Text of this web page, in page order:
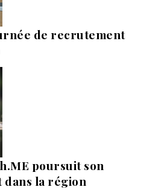
de recrutement
poursuit son
la région